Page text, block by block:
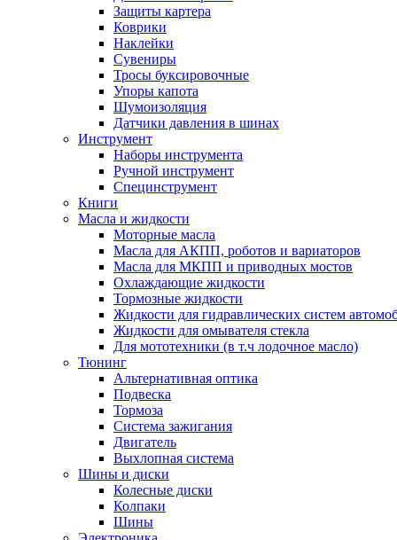
Защиты картера
Коврики
Наклейки
Сувениры
Тросы буксировочные
Упоры капота
Шумоизоляция
Датчики давления в шинах
Инструмент
Наборы инструмента
Ручной инструмент
Специнструмент
Книги
Масла и жидкости
Моторные масла
Масла для АКПП, роботов и вариаторов
Масла для МКПП и приводных мостов
Охлаждающие жидкости
Тормозные жидкости
Жидкости для гидравлических систем
Жидкости для омывателя стекла
Для мототехники (в т.ч лодочное масло)
Тюнинг
Альтернативная оптика
Подвеска
Тормоза
Система зажигания
Двигатель
Выхлопная система
Шины и диски
Колесные диски
Колпаки
Шины